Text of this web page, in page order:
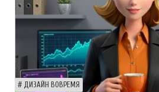
ДИЗАЙН ВОВРЕМЯ